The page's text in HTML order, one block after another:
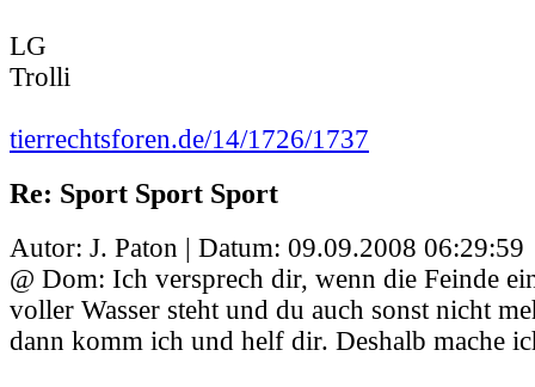
LG
Trolli
tierrechtsforen.de/14/1726/1737
Re: Sport Sport Sport
Autor: J. Paton | Datum: 09.09.2008 06:29:59
@ Dom: Ich versprech dir, wenn die Feinde
voller Wasser steht und du auch sonst nicht
dann komm ich und helf dir. Deshalb mache